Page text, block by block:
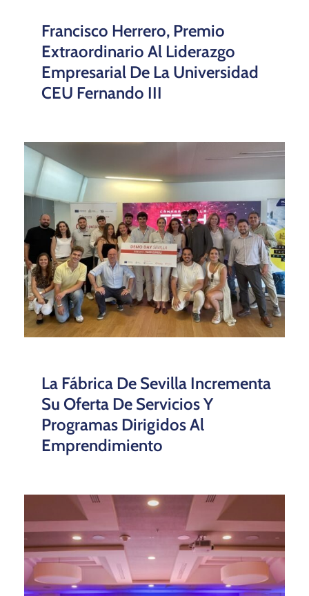
Francisco Herrero, Premio
Extraordinario Al Liderazgo
Empresarial De La Universidad
CEU Fernando III
La Fábrica De Sevilla Incrementa
Su Oferta De Servicios Y
Programas Dirigidos Al
Emprendimiento